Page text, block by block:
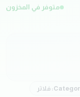
متوفر في المخزون
فلاتر